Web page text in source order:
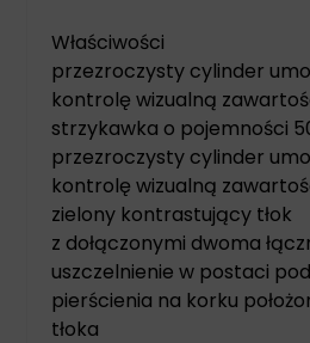
Właściwości
przezroczysty cylinder
kontrolę wizualną
strzykawka o pojemności
przezroczysty cylinder
kontrolę wizualną
zielony kontrastujący tłok
z dołączonymi dwoma
uszczelnienie w postaci
pierścienia na korku
tłoka